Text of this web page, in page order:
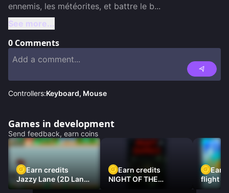
ennemis, les météorites, et battre le b...
See more...
0 Comments
Controllers:Keyboard, Mouse
Games in development
Send feedback, earn coins
Earn credits
Jazzy Lane (2D Laner
Racer)
Earn credits
NIGHT OF THE
Earn
flight